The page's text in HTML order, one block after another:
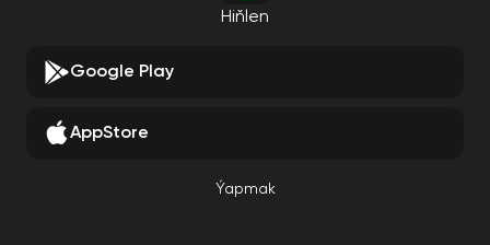
Hiňlen
Google Play
AppStore
Ýapmak